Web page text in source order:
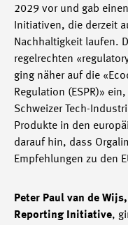
2029 vor und gab
Initiativen, die derzeit
Nachhaltigkeit laufen.
regelrechten
ging näher auf die
Regulation (ESPR)»
Schweizer Tech-
Produkte in den
darauf hin, dass
Empfehlungen zu den
Peter Paul van de
Reporting Initiative,